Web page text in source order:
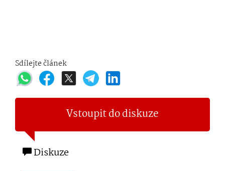
Sdílejte článek
Vstoupit do diskuze
Diskuze